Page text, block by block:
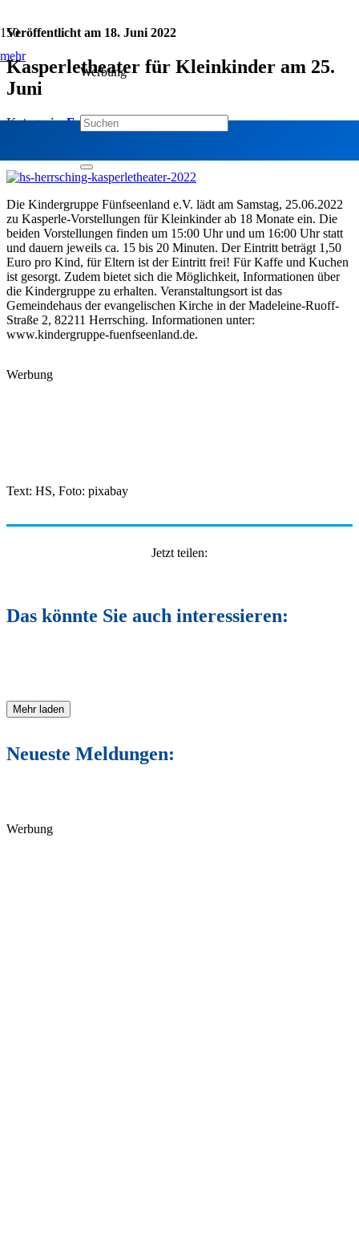
mehr
Werbung
Veröffentlicht am 18. Juni 2022
Kasperletheater für Kleinkinder am 25.
Juni
Kategorie:Familie & Soziales
Die Kindergruppe Fünfseenland e.V. lädt am Samstag, 25.06.2022
zu Kasperle-Vorstellungen für Kleinkinder ab 18 Monate ein. Die
beiden Vorstellungen finden um 15:00 Uhr und um 16:00 Uhr statt
und dauern jeweils ca. 15 bis 20 Minuten. Der Eintritt beträgt 1,50
Euro pro Kind, für Eltern ist der Eintritt frei! Für Kaffe und Kuchen
ist gesorgt. Zudem bietet sich die Möglichkeit, Informationen über
die Kindergruppe zu erhalten. Veranstaltungsort ist das
Gemeindehaus der evangelischen Kirche in der Madeleine-Ruoff-
Straße 2, 82211 Herrsching. Informationen unter:
www.kindergruppe-fuenfseenland.de.
Werbung
Text: HS, Foto: pixabay
Jetzt teilen:
Das könnte Sie auch interessieren:
Mehr laden
Neueste Meldungen:
Werbung